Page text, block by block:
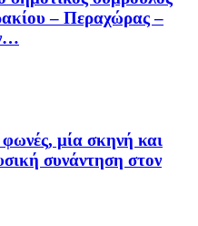
– Περαχώρας –
μία σκηνή και
συνάντηση στον